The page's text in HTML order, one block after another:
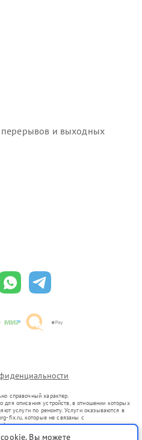
и выходных
справочный характер.
для описания устройств, в отношении которых
услуги по ремонту. Услуги оказываются в
fix.ru, которые не связаны с
представителями.
в гражданский оборот в соответствии
cookie. Вы можете